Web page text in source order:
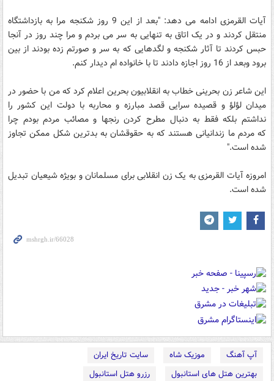
آیات القرمزی ادامه می دهد: "بعد از این 9 روز شکنجه مرا به بازداشتگاه
منتقل کردند و در یک اتاق به تنهایی به سر می بردم و مرا چند روز در آنجا
حبس کردند تا آثار شکنجه و لگدهایی که به سر و صورتم زده بودند از بین
برود وبعد از 16 روز اجازه دادند تا با خانواده ام دیدار کنم.
این شاعر زن بحرینی خطاب به انقلابیون بحرین اعلام کرد که من با حضور در
میدان لؤلؤ و قصیده سرایی قصد مبارزه و محاربه با دولت این کشور را
نداشتم بلکه فقط به دنبال مطرح کردن رنجها و مصائب مردم بودم چرا
که مردم ما زندانیانی هستند که به حقوقشان به بدترین شکل ممکن تجاوز
شده است."
امروزه آیات القرمزی به یک زن انقلابی برای مسلمانان و بویژه شیعیان تبدیل
شده است.
آپ آهنگ موزیک شاه
سایت تاریخ ایران
بهترین هتل های استانبول
رزرو هتل استانبول